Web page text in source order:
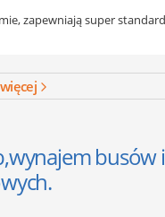
zapewniają super
busów i